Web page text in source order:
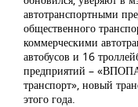
автотранспортными
общественного
коммерческими
автобусов и 16
предприятий –
транспорт», новый
этого года.